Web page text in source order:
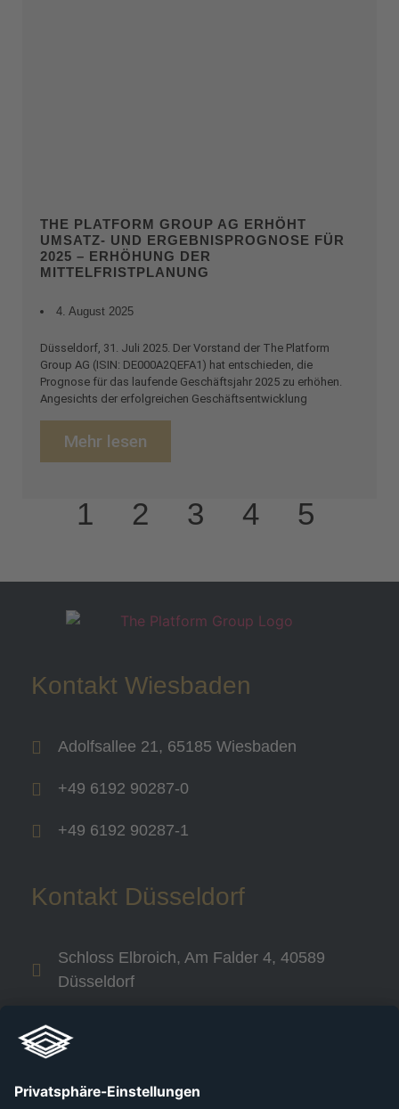
THE PLATFORM GROUP AG ERHÖHT
UMSATZ- UND ERGEBNISPROGNOSE FÜR
2025 – ERHÖHUNG DER
MITTELFRISTPLANUNG
4. August 2025
Düsseldorf, 31. Juli 2025. Der Vorstand der The Platform
Group AG (ISIN: DE000A2QEFA1) hat entschieden, die
Prognose für das laufende Geschäftsjahr 2025 zu erhöhen.
Angesichts der erfolgreichen Geschäftsentwicklung
Mehr lesen
1 2 3 4 5
Kontakt Wiesbaden
Adolfsallee 21, 65185 Wiesbaden
+49 6192 90287-0
+49 6192 90287-1
Kontakt Düsseldorf
Schloss Elbroich, Am Falder 4, 40589
Düsseldorf
Links